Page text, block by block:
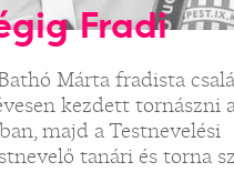
Fradi
Márta fradista
kezdett tornászni
majd a Testnevelési
tanári és torna